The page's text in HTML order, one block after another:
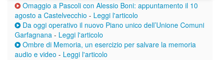
Omaggio a Pascoli con Alessio Boni: appuntamento il 10
agosto a Castelvecchio - Leggi l'articolo
Da oggi operativo il nuovo Piano unico dell’Unione Comuni
Garfagnana - Leggi l'articolo
Ombre di Memoria, un esercizio per salvare la memoria
audio e video - Leggi l'articolo